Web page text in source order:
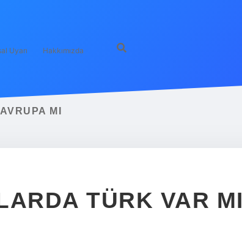
Uyarı Hakkımızda
MI
TÜRK VAR MI